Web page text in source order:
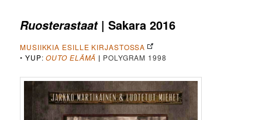
Ruosterastaat| Sakara 2016
MUSIIKKIA ESILLE KIRJASTOSSA
• YUP:OUTO ELÄMÄ | POLYGRAM 1998